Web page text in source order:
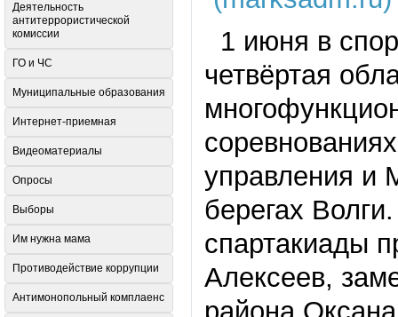
1 июня в
четвёртая
управления и
берегах
спартакиады
Алексеев,
Деятельность
антитеррористической
комиссии
ГО и ЧС
Муниципальные образования
Интернет-приемная
Видеоматериалы
Опросы
Выборы
Им нужна мама
Противодействие коррупции
Антимонопольный комплаенс